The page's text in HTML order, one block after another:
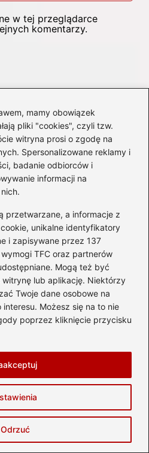
mamy obowiązek
pliki "cookies", czyli tzw.
witryna prosi o zgodę na
Spersonalizowane reklamy i
badanie odbiorców i
informacji na
przetwarzane, a informacje z
unikalne identyfikatory
i zapisywane przez 137
TFC oraz partnerów
Mogą też być
lub aplikację. Niektórzy
Twoje dane osobowe na
Możesz się na to nie
poprzez kliknięcie przycisku
Odrzuć
w tej przeglądarce
komentarzy.
do Tropical
i czas podróży